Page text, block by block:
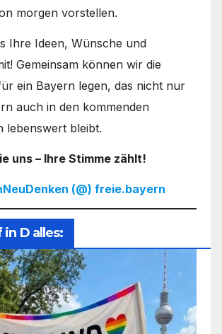
morgen vorstellen.
Ihre Ideen, Wünsche und
Gemeinsam können wir die
ein Bayern legen, das nicht nur
auch in den kommenden
lebenswert bleibt.
uns – Ihre Stimme zählt!
(@) freie.bayern
D alles: